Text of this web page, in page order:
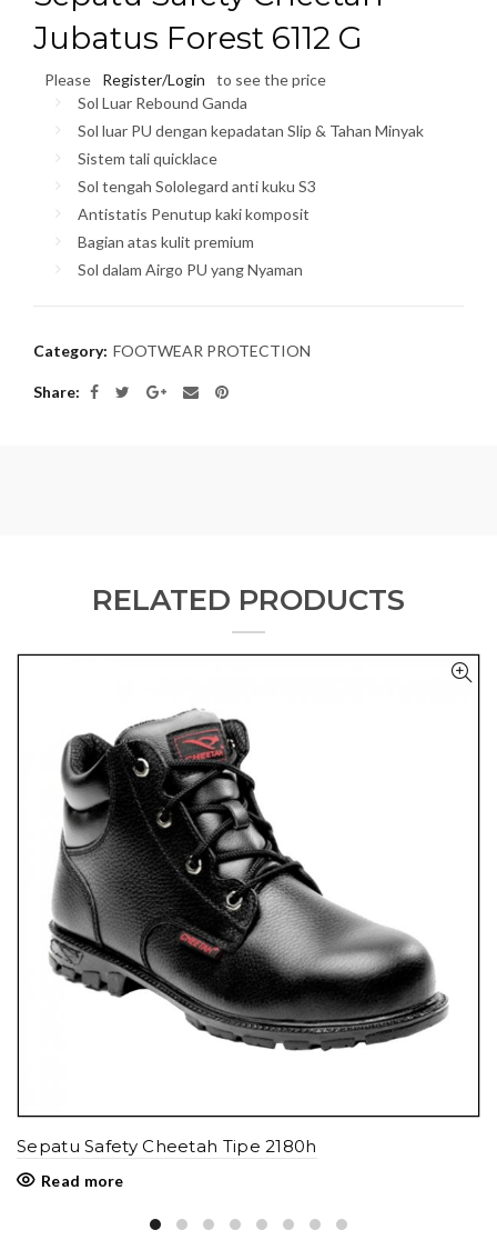
Jubatus Forest 6112 G
Please Register/Login
to see the price
Sol Luar Rebound Ganda
Sol luar PU dengan kepadatan Slip & Tahan Minyak
Sistem tali quicklace
Sol tengah Sololegard anti kuku S3
Antistatis Penutup kaki komposit
Bagian atas kulit premium
Sol dalam Airgo PU yang Nyaman
Category: FOOTWEAR PROTECTION
Share
RELATED PRODUCTS
Sepatu Safety Cheetah Tipe 2180h
Read more